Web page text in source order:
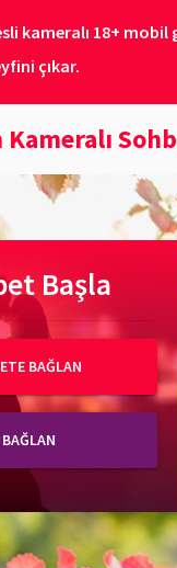
kameralı 18+
çıkar.
Kameralı
Başla
BAĞLAN